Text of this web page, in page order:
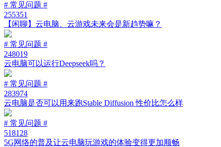
# 常见问题 #
255351
【闲聊】云电脑、云游戏未来会是新趋势嘛？
# 常见问题 #
248019
云电脑可以运行Deepseek吗？
# 常见问题 #
283974
云电脑是否可以用来跑Stable Diffusion 性价比怎么样
# 常见问题 #
518128
5G网络的普及让云电脑玩游戏的体验变得更加顺畅